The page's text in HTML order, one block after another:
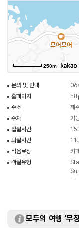
250m
문의 및 안내
홈페이지
주소
제
주차
가
입실시간
퇴실시간
식음료장
카페
객실유형
모두의 여행 '무